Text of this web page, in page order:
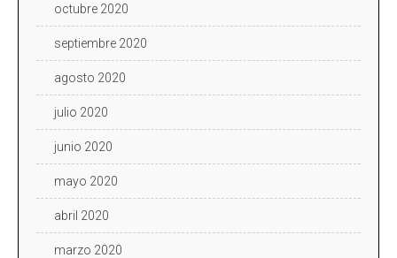
octubre 2020
septiembre 2020
agosto 2020
julio 2020
junio 2020
mayo 2020
abril 2020
marzo 2020